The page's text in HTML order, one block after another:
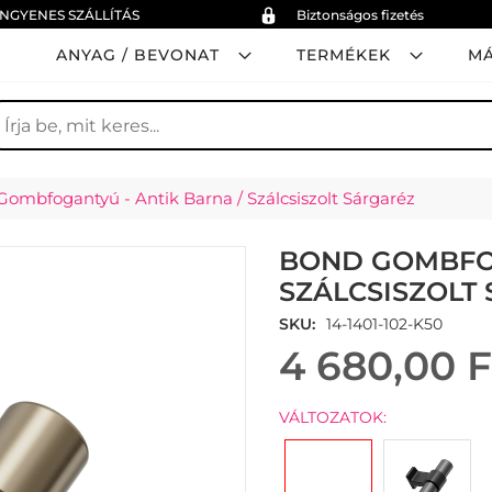
SZÁLLÍTÁS Biztonságos fizetés
ANYAG / BEVONAT TERMÉKEK
- Antik Barna / Szálcsiszolt Sárgaréz
BOND
SZÁLCSISZOLT
SKU 14-1401-102-K50
4 680,00
VÁLTOZATOK: